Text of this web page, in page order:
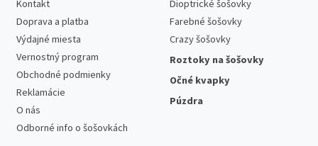
Kontakt
Doprava a platba
Výdajné miesta
Vernostný program
Obchodné podmienky
Reklamácie
O nás
Odborné info o šošovkách
Dioptrické šošovky
Farebné šošovky
Crazy šošovky
Roztoky na šošovky
Očné kvapky
Púzdra